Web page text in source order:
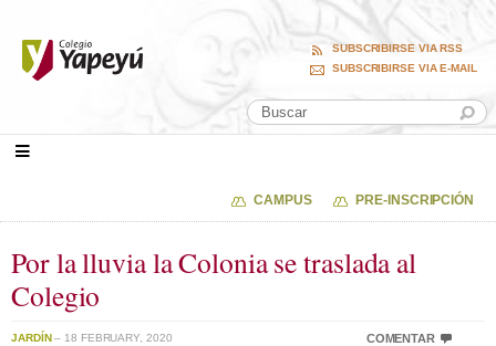
SUBSCRIBIRSE VIA RSS
SUBSCRIBIRSE VIA E-MAIL
CAMPUS PRE-INSCRIPCIÓN
Por la lluvia la Colonia se traslada al
Colegio
JARDÍN– 18 FEBRUARY, 2020 COMENTAR